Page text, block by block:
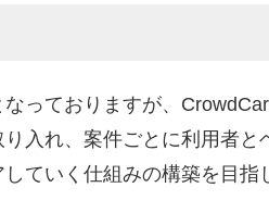
っておりますが、
入れ、案件ごとに利用者
ていく仕組みの構築を目指